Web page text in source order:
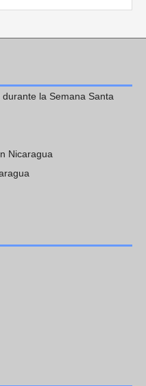
la Semana Santa
Nicaragua